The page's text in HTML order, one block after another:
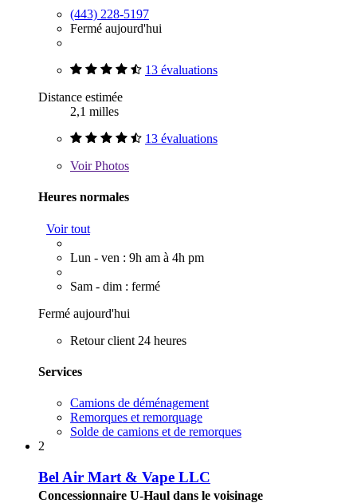
(443) 228-5197
Fermé aujourd'hui
13 évaluations
Distance estimée
2,1 milles
13 évaluations
VoirPhotos
Heures normales
Voir tout
Lun - ven : 9h am à 4h pm
Sam - dim : fermé
Fermé aujourd'hui
Retour client 24 heures
Services
Camions de déménagement
Remorques et remorquage
Solde de camions et de remorques
2
Bel Air Mart & Vape LLC
Concessionnaire U-Haul dans le voisinage